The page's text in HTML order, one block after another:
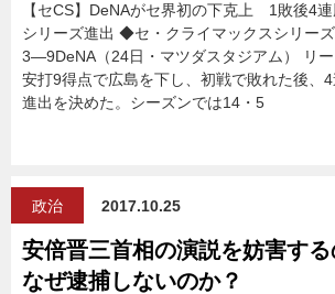
【セCS】DeNAがセ界初の下克上 1敗後4
シリーズ進出 ◆セ・クライマックスシリー
3―9DeNA（24日・マツダスタジアム） リ
安打9得点で広島を下し、初戦で敗れた後、
進出を決めた。シーズンでは14・5
政治 2017.10.25
安倍晋三首相の演説を妨害す
なぜ逮捕しないのか？